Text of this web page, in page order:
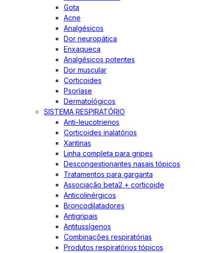
Gota
Acne
Analgésicos
Dor neuropática
Enxaqueca
Analgésicos potentes
Dor muscular
Corticoides
Psoríase
Dermatológicos
SISTEMA RESPIRATÓRIO
Anti-leucotrienos
Corticoides inalatórios
Xantinas
Linha completa para gripes
Descongestionantes nasais tópicos
Tratamentos para garganta
Associação beta2 + corticoide
Anticolinérgicos
Broncodilatadores
Antigripais
Antitussígenos
Combinações respiratórias
Produtos respiratórios tópicos